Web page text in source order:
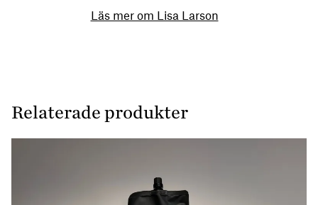
Läs mer om Lisa Larson
Relaterade produkter